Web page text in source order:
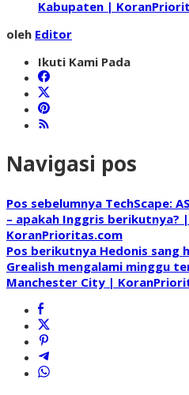
Kabupaten |
oleh Editor
Ikuti Kami Pada
Navigasi pos
Pos sebelumnya TechScape:
– apakah Inggris berikutnya?
KoranPrioritas.com
Pos berikutnya Hedonis sang
Grealish mengalami minggu
Manchester City |